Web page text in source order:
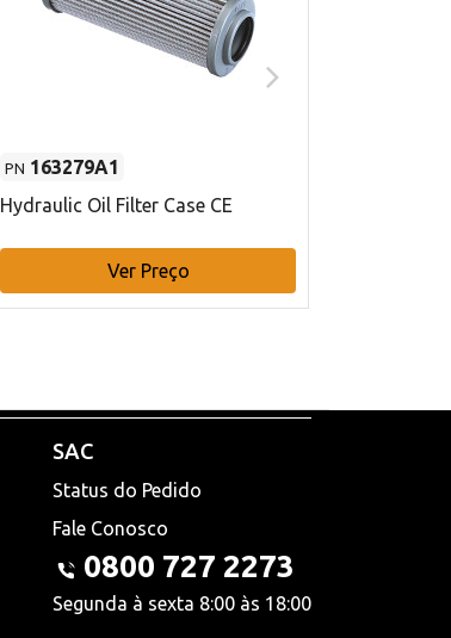
PN 163279A1
Hydraulic Oil Filter Case CE
Ver Preço
SAC
Status do Pedido
Fale Conosco
0800 727 2273
Segunda à sexta 8:00 às 18:00